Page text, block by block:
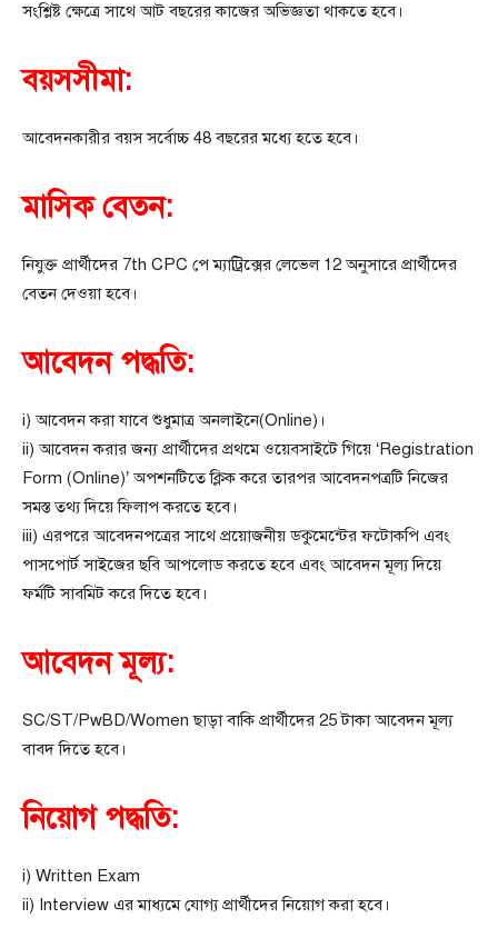
সংশ্লিষ্ট ক্ষেত্রে সাথে আট বছরের কাজের অভিজ্ঞতা থাকতে হবে।
বয়সসীমা:
আবেদনকারীর বয়স সর্বোচ্চ 48 বছরের মধ্যে হতে হবে।
মাসিক বেতন:
নিযুক্ত প্রার্থীদের 7th CPC পে ম্যাট্রিক্সের লেভেল 12 অনুসারে প্রার্থীদের
বেতন দেওয়া হবে।
আবেদন পদ্ধতি:
i) আবেদন করা যাবে শুধুমাত্র অনলাইনে(Online)।
ii) আবেদন করার জন্য প্রার্থীদের প্রথমে ওয়েবসাইটে গিয়ে ‘Registration
Form (Online)’ অপশনটিতে ক্লিক করে তারপর আবেদনপত্রটি নিজের
সমস্ত তথ্য দিয়ে ফিলাপ করতে হবে।
iii) এরপরে আবেদনপত্রের সাথে প্রয়োজনীয় ডকুমেন্টের ফটোকপি এবং
পাসপোর্ট সাইজের ছবি আপলোড করতে হবে এবং আবেদন মূল্য দিয়ে
ফর্মটি সাবমিট করে দিতে হবে।
আবেদন মূল্য:
SC/ST/PwBD/Women ছাড়া বাকি প্রার্থীদের 25 টাকা আবেদন মূল্য
বাবদ দিতে হবে।
নিয়োগ পদ্ধতি:
i) Written Exam
ii) Interview এর মাধ্যমে যোগ্য প্রার্থীদের নিয়োগ করা হবে।